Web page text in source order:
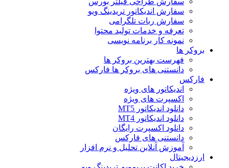
سفارش اندیکاتور تریدینگ ویو
سفارش ربات تلگرامی
تعرفه و خدمات تولید محتوا
نمونه کار برنامه نویسی
بروکر ها
فهرست بهترین بروکر ها
دانستنی های بروکر ها فارکس
فارکس
اندیکاتور های ویژه
اکسپرت های ویژه
دانلود اندیکاتور MT5
دانلود اندیکاتور MT4
دانلود اکسپرت رایگان
دانستنی های فارکس
آموزش آنلاین تحلیل و نرم افزار
ارزدیجیتال